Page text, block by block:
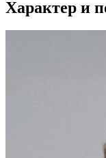
Характер и